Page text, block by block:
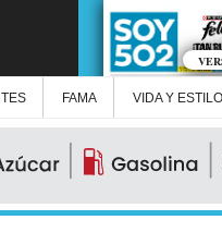
FAMA VIDA Y ESTILO